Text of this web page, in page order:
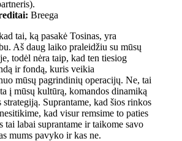
Breega
tai, ką pasakė Tosinas, yra
Aš daug laiko praleidžiu su mūsų
todėl nėra taip, kad ten tiesiog
ir fondą, kuris veikia
mūsų pagrindinių operacijų. Ne, tai
į mūsų kultūrą, komandos dinamiką
strategiją. Suprantame, kad šios rinkos
kad visur remsime to paties
tai labai suprantame ir taikome savo
mums pavyko ir kas ne.